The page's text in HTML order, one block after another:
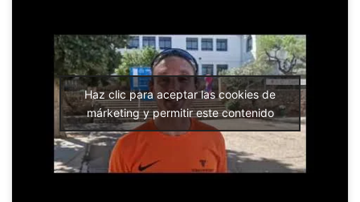
Haz clic para aceptar las cookies de
márketing y permitir este contenido